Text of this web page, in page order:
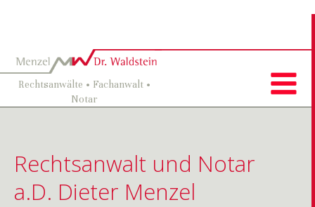
Rechtsanwälte • Fachanwalt •
Notar
Rechtsanwalt und Notar
a.D. Dieter Menzel